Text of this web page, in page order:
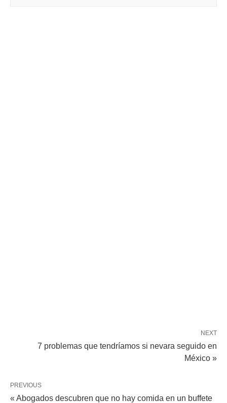
NEXT
7 problemas que tendríamos si nevara seguido en
México »
PREVIOUS
« Abogados descubren que no hay comida en un buffete